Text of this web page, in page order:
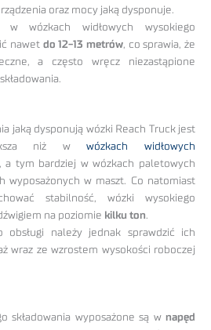
oraz mocy jaką dysponuje.
wózkach widłowych wysokiego
nawet do 12-13 metrów, co sprawia, że
a często wręcz niezastąpione
jaką dysponują wózki Reach Truck jest
niż wwózkach widłowych
a tym bardziej w wózkach paletowych
wyposażonych w maszt. Co natomiast
stabilność, wózki wysokiego
na poziomie kilku ton.
obsługi należy jednak sprawdzić ich
wraz ze wzrostem wysokości roboczej
składowania wyposażone są w napęd